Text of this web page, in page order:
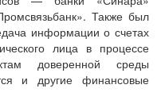
Также был
информации о счетах
лица в процессе
доверенной среды
и другие финансовые